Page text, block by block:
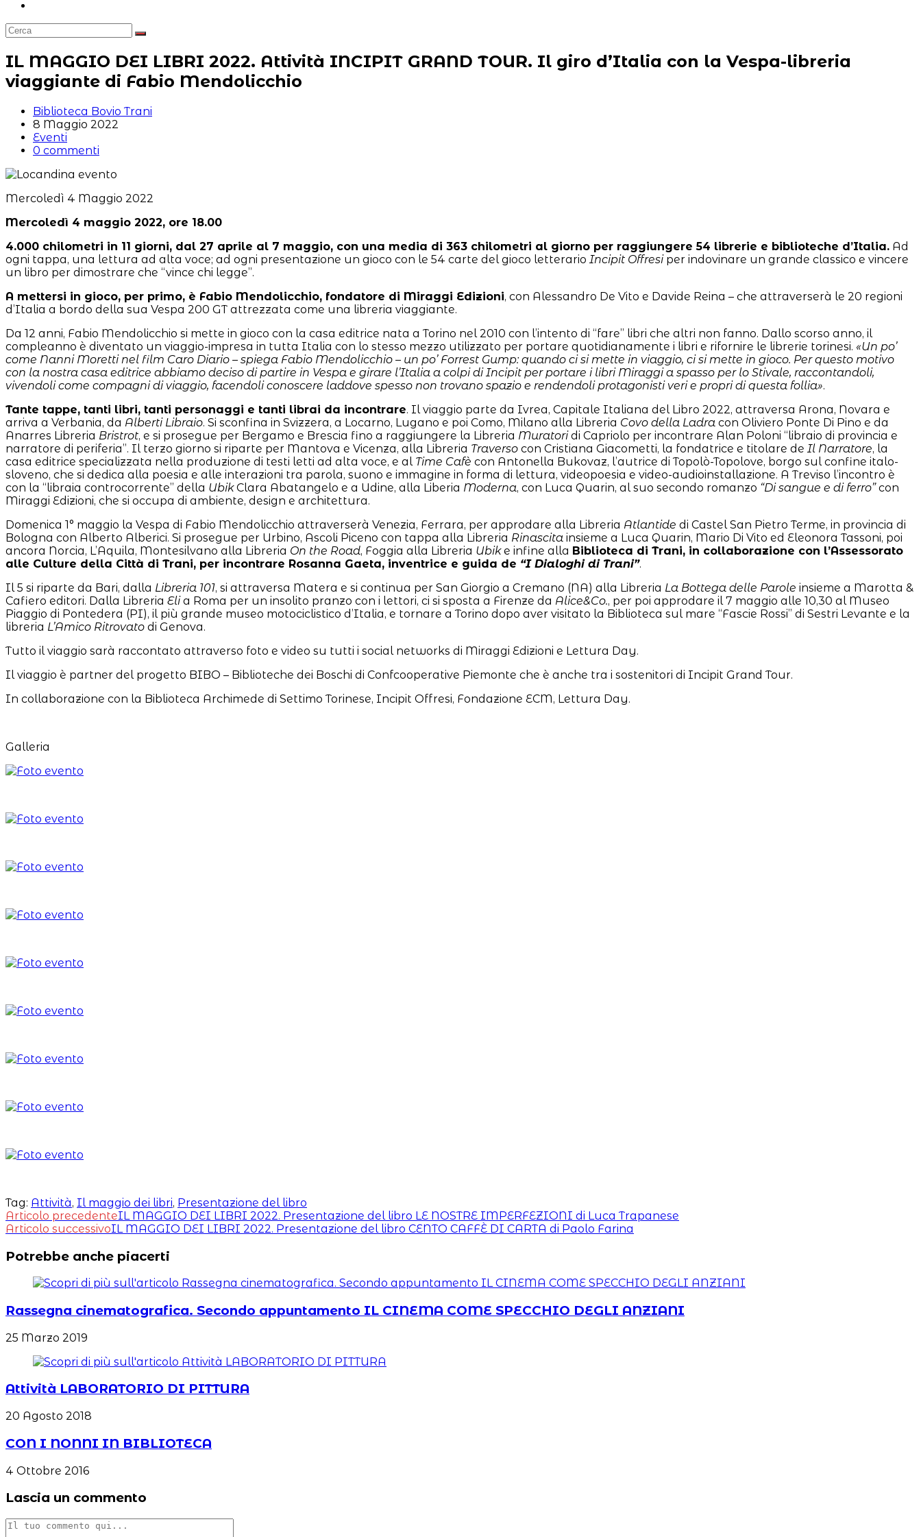
sito
web
IL MAGGIO DEI LIBRI 2022. Attività INCIPIT GRAND TOUR. Il giro d’Italia con la Vespa-libreria
viaggiante di Fabio Mendolicchio
Autore
dell'articolo:
Biblioteca Bovio Trani
Articolo
pubblicato:
8 Maggio 2022
Categoria
dell'articolo:
Eventi
Commenti
0 commenti
Mercoledì 4 Maggio 2022
Mercoledì 4 maggio 2022, ore 18.00
4.000 chilometri in 11 giorni, dal 27 aprile al 7 maggio, con una media di 363 chilometri al giorno per raggiungere 54 librerie e biblioteche d’Italia. Ad
ogni tappa, una lettura ad alta voce; ad ogni presentazione un gioco con le 54 carte del gioco letterario Incipit Offresiper indovinare un grande classico e vincere
un libro per dimostrare che “vince chi legge”.
A mettersi in gioco, per primo, è Fabio Mendolicchio, fondatore di Miraggi Edizioni, con Alessandro De Vito e Davide Reina – che attraverserà le 20 regioni
d’Italia a bordo della sua Vespa 200 GT attrezzata come una libreria viaggiante.
Da 12 anni, Fabio Mendolicchio si mette in gioco con la casa editrice nata a Torino nel 2010 con l’intento di “fare” libri che altri non fanno. Dallo scorso anno, il
compleanno è diventato un viaggio-impresa in tutta Italia con lo stesso mezzo utilizzato per portare quotidianamente i libri e rifornire le librerie torinesi. «Un po’
come Nanni Moretti nel film Caro Diario – spiega Fabio Mendolicchio – un po’ Forrest Gump: quando ci si mette in viaggio, ci si mette in gioco. Per questo motivo
con la nostra casa editrice abbiamo deciso di partire in Vespa e girare l’Italia a colpi di Incipit per portare i libri Miraggi a spasso per lo Stivale, raccontandoli,
vivendoli come compagni di viaggio, facendoli conoscere laddove spesso non trovano spazio e rendendoli protagonisti veri e propri di questa follia».
Tante tappe, tanti libri, tanti personaggi e tanti librai da incontrare. Il viaggio parte da Ivrea, Capitale Italiana del Libro 2022, attraversa Arona, Novara e
arriva a Verbania, da Alberti Libraio. Si sconfina in Svizzera, a Locarno, Lugano e poi Como, Milano alla Libreria Covo della Ladra con Oliviero Ponte Di Pino e da
Anarres Libreria Bristrot, e si prosegue per Bergamo e Brescia fino a raggiungere la Libreria Muratoridi Capriolo per incontrare Alan Poloni “libraio di provincia e
narratore di periferia”. Il terzo giorno si riparte per Mantova e Vicenza, alla Libreria Traverso con Cristiana Giacometti, la fondatrice e titolare de Il Narratore, la
casa editrice specializzata nella produzione di testi letti ad alta voce, e al Time Cafè con Antonella Bukovaz, l’autrice di Topolò-Topolove, borgo sul confine italo-
sloveno, che si dedica alla poesia e alle interazioni tra parola, suono e immagine in forma di lettura, videopoesia e video-audioinstallazione. A Treviso l’incontro è
con la “libraia controcorrente” della UbikClara Abatangelo e a Udine, alla Liberia Moderna, con Luca Quarin, al suo secondo romanzo “Di sangue e di ferro”con
Miraggi Edizioni, che si occupa di ambiente, design e architettura.
Domenica 1° maggio la Vespa di Fabio Mendolicchio attraverserà Venezia, Ferrara, per approdare alla Libreria Atlantide di Castel San Pietro Terme, in provincia di
Bologna con Alberto Alberici. Si prosegue per Urbino, Ascoli Piceno con tappa alla Libreria Rinascita insieme a Luca Quarin, Mario Di Vito ed Eleonora Tassoni, poi
ancora Norcia, L’Aquila, Montesilvano alla Libreria On the Road, Foggia alla Libreria Ubike infine alla Biblioteca di Trani, in collaborazione con l’Assessorato
alle Culture della Città di Trani, per incontrare Rosanna Gaeta, inventrice e guida de “I Dialoghi di Trani”.
Il 5 si riparte da Bari, dalla Libreria 101, si attraversa Matera e si continua per San Giorgio a Cremano (NA) alla Libreria La Bottega delle Parole insieme a Marotta &
Cafiero editori. Dalla Libreria Elia Roma per un insolito pranzo con i lettori, ci si sposta a Firenze da Alice&Co., per poi approdare il 7 maggio alle 10,30 al Museo
Piaggio di Pontedera (PI), il più grande museo motociclistico d’Italia, e tornare a Torino dopo aver visitato la Biblioteca sul mare “Fascie Rossi” di Sestri Levante e la
libreria L’Amico Ritrovato di Genova.
Tutto il viaggio sarà raccontato attraverso foto e video su tutti i social networks di Miraggi Edizioni e Lettura Day.
Il viaggio è partner del progetto BIBO – Biblioteche dei Boschi di Confcooperative Piemonte che è anche tra i sostenitori di Incipit Grand Tour.
In collaborazione con la Biblioteca Archimede di Settimo Torinese, Incipit Offresi, Fondazione ECM, Lettura Day.
Galleria
Tag: Attività, Il maggio dei libri, Presentazione del libro
Leggi
altri
articoli
Articolo precedenteIL MAGGIO DEI LIBRI 2022. Presentazione del libro LE NOSTRE IMPERFEZIONI di Luca Trapanese
Articolo successivoIL MAGGIO DEI LIBRI 2022. Presentazione del libro CENTO CAFFÈ DI CARTA di Paolo Farina
Potrebbe anche piacerti
Rassegna cinematografica. Secondo appuntamento IL CINEMA COME SPECCHIO DEGLI ANZIANI
25 Marzo 2019
Attività LABORATORIO DI PITTURA
20 Agosto 2018
CON I NONNI IN BIBLIOTECA
4 Ottobre 2016
Lascia un commento
Commento